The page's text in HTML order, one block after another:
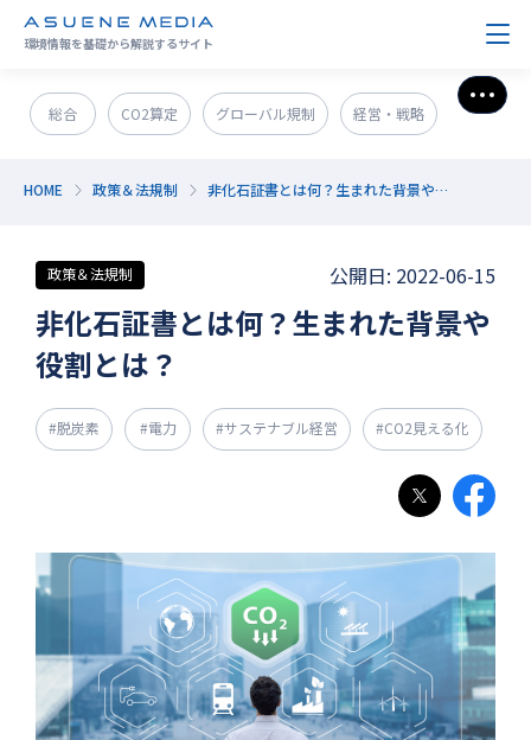
環境情報を基礎から解説するサイト
総合 CO2算定 グローバル規制 経営・戦略
CO2削減 その他
さら
HOME 政策＆法規制 非化石証書とは何？生まれた背景や役割とは？
政策＆法規制 公開日: 2022-06-15
非化石証書とは何？生まれた背景や
役割とは？
#脱炭素 #電力 #サステナブル経営 #CO2見える化